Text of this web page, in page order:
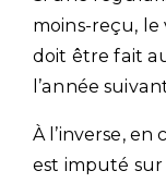
moins-reçu,
doit être fait
l’année
À l’inverse,
est imputé sur